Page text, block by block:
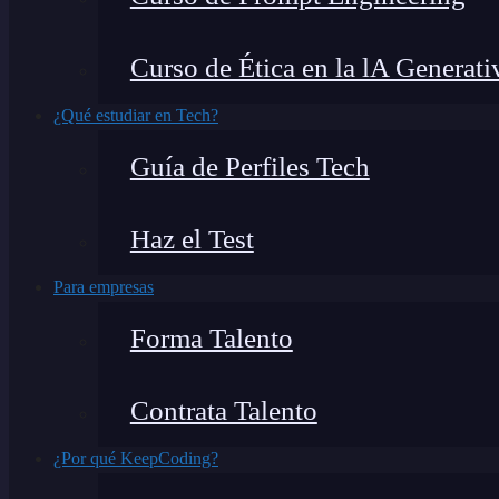
Curso de Ética en la lA
¿Qué estudiar en Tech?
Guía de Perfiles Tech
Haz el Test
Para empresas
Forma Talento
Contrata Talento
¿Por qué KeepCoding?